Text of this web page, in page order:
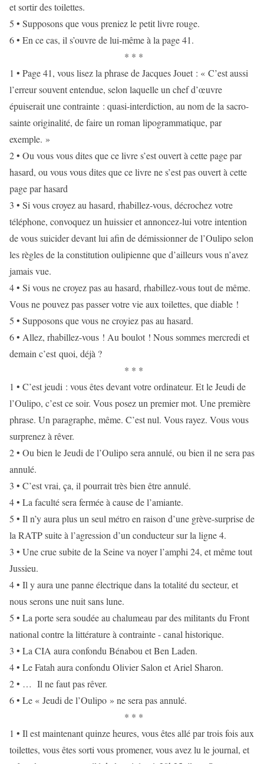
et sortir des toilettes.
5 • Supposons que vous preniez le petit livre rouge.
6 • En ce cas, il s’ouvre de lui-même à la page 41.
* * *
1 • Page 41, vous lisez la phrase de Jacques Jouet : « C’est aussi
l’erreur souvent entendue, selon laquelle un chef d’œuvre
épuiserait une contrainte : quasi-interdiction, au nom de la sacro-
sainte originalité, de faire un roman lipogrammatique, par
exemple. »
2 • Ou vous vous dites que ce livre s’est ouvert à cette page par
hasard, ou vous vous dites que ce livre ne s’est pas ouvert à cette
page par hasard
3 • Si vous croyez au hasard, rhabillez-vous, décrochez votre
téléphone, convoquez un huissier et annoncez-lui votre intention
de vous suicider devant lui afin de démissionner de l’Oulipo selon
les règles de la constitution oulipienne que d’ailleurs vous n’avez
jamais vue.
4 • Si vous ne croyez pas au hasard, rhabillez-vous tout de même.
Vous ne pouvez pas passer votre vie aux toilettes, que diable !
5 • Supposons que vous ne croyiez pas au hasard.
6 • Allez, rhabillez-vous ! Au boulot ! Nous sommes mercredi et
demain c’est quoi, déjà ?
* * *
1 • C’est jeudi : vous êtes devant votre ordinateur. Et le Jeudi de
l’Oulipo, c’est ce soir. Vous posez un premier mot. Une première
phrase. Un paragraphe, même. C’est nul. Vous rayez. Vous vous
surprenez à rêver.
2 • Ou bien le Jeudi de l’Oulipo sera annulé, ou bien il ne sera pas
annulé.
3 • C’est vrai, ça, il pourrait très bien être annulé.
4 • La faculté sera fermée à cause de l’amiante.
5 • Il n’y aura plus un seul métro en raison d’une grève-surprise de
la RATP suite à l’agression d’un conducteur sur la ligne 4.
3 • Une crue subite de la Seine va noyer l’amphi 24, et même tout
Jussieu.
4 • Il y aura une panne électrique dans la totalité du secteur, et
nous serons une nuit sans lune.
5 • La porte sera soudée au chalumeau par des militants du Front
national contre la littérature à contrainte - canal historique.
3 • La CIA aura confondu Bénabou et Ben Laden.
4 • Le Fatah aura confondu Olivier Salon et Ariel Sharon.
2 • … Il ne faut pas rêver.
6 • Le « Jeudi de l’Oulipo » ne sera pas annulé.
* * *
1 • Il est maintenant quinze heures, vous êtes allé par trois fois aux
toilettes, vous êtes sorti vous promener, vous avez lu le journal, et